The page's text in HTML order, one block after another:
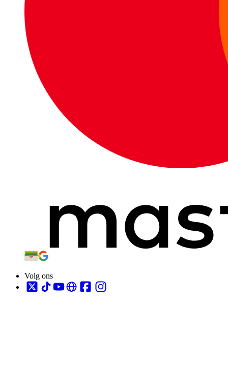
Volg ons